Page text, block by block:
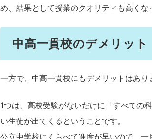
め、結果として授業のクオリティも高くな
中高一貫校のデメリット
一方で、中高一貫校にもデメリットはあり
1つは、高校受験がないだけに「すべての
い生徒が出てくるということです。
公立中学校にくらべて進度が早いので、